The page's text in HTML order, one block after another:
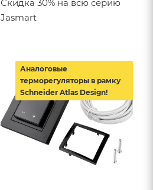
Скидка 30% на всю серию
Jasmart
Аналоговые
терморегуляторы в рамку
Schneider Atlas Design!